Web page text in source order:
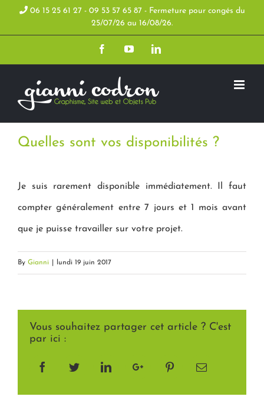
06 15 25 61 27 - 09 53 57 65 87 - Fermeture pour congés du
25/07/26 au 16/08/26.
FacebookYouTubeLinkedIn
Quelles sont vos disponibilités ?
Je suis rarement disponible immédiatement. Il faut
compter généralement entre 7 jours et 1 mois avant
que je puisse travailler sur votre projet.
By Gianni lundi 19 juin 2017
Vous souhaitez partager cet article ? C'est
par ici :
FacebookTwitterLinkedInGoogle+ PinterestEmail